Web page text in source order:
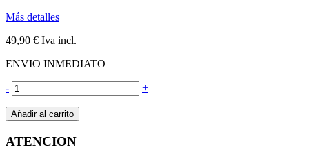
Más detalles
49,90 € Iva incl.
ENVIO INMEDIATO
- +
Añadir al carrito
ATENCION